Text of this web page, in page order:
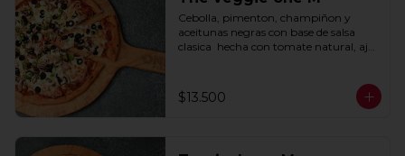
Cebolla, pimenton, champiñon y
aceitunas negras con base de salsa
clasica  hecha con tomate natural, ajo,
$13.500